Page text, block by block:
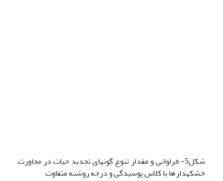
شکل5- فراوانی و مقدار تنوع گونه­ای تجدید حیات در مجاورت
خشکه­دارها با کلاس پوسیدگی و درجه روشنه متفاوت